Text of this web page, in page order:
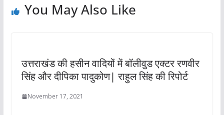
You May Also Like
उत्तराखंड की हसीन वादियों में बॉलीवुड एक्टर रणवीर
सिंह और दीपिका पादुकोण| राहुल सिंह की रिपोर्ट
November 17, 2021